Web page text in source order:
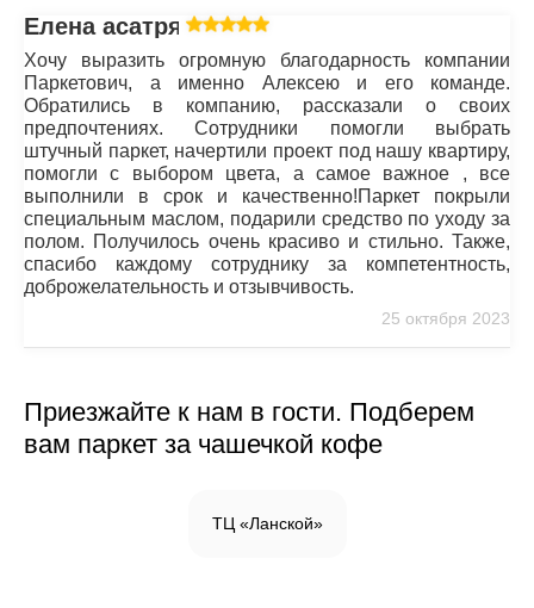
Елена асатрян
Хочу выразить огромную благодарность компании
Паркетович, а именно Алексею и его команде.
Обратились в компанию, рассказали о своих
предпочтениях. Сотрудники помогли выбрать
штучный паркет, начертили проект под нашу квартиру,
помогли с выбором цвета, а самое важное , все
выполнили в срок и качественно!Паркет покрыли
специальным маслом, подарили средство по уходу за
полом. Получилось очень красиво и стильно. Также,
спасибо каждому сотруднику за компетентность,
доброжелательность и отзывчивость.
25 октября 2023
Приезжайте к нам в гости. Подберем
вам паркет за чашечкой кофе
ТЦ «Ланской»